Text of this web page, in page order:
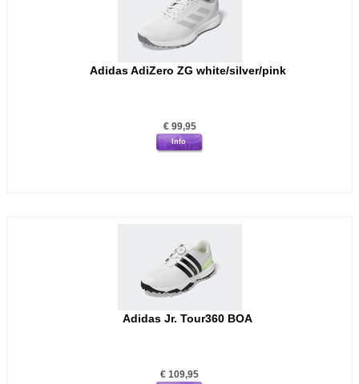
Adidas AdiZero ZG white/silver/pink
€ 99,95
Info
Adidas Jr. Tour360 BOA
€ 109,95